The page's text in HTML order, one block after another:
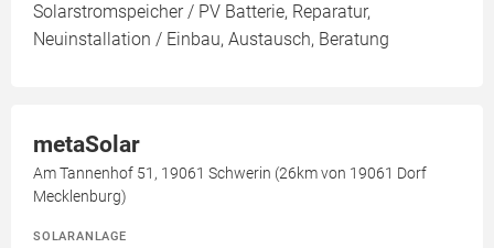
Solarstromspeicher / PV Batterie, Reparatur,
Neuinstallation / Einbau, Austausch, Beratung
metaSolar
Am Tannenhof 51, 19061 Schwerin (26km von 19061 Dorf
Mecklenburg)
SOLARANLAGE